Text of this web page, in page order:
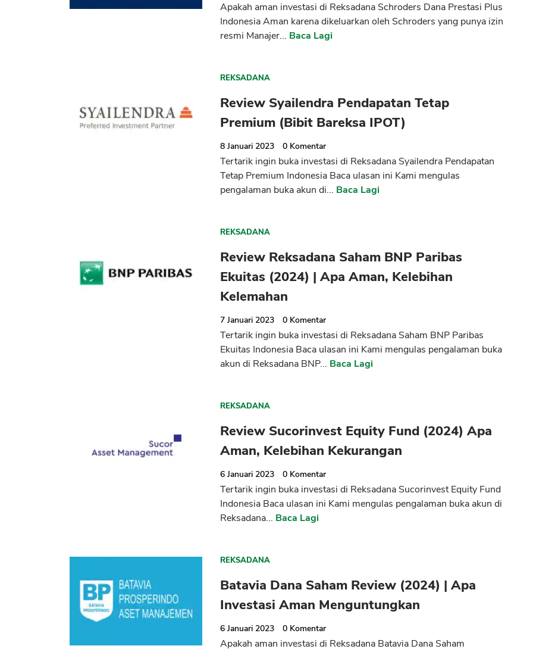
Apakah aman investasi di Reksadana Schroders Dana Prestasi Plus
Indonesia Aman karena dikeluarkan oleh Schroders yang punya izin
resmi Manajer... Baca Lagi
REKSADANA
Review Syailendra Pendapatan Tetap
Premium (Bibit Bareksa IPOT)
8 Januari 2023 0 Komentar
Tertarik ingin buka investasi di Reksadana Syailendra Pendapatan
Tetap Premium Indonesia Baca ulasan ini Kami mengulas
pengalaman buka akun di... Baca Lagi
REKSADANA
Review Reksadana Saham BNP Paribas
Ekuitas (2024) | Apa Aman, Kelebihan
Kelemahan
7 Januari 2023 0 Komentar
Tertarik ingin buka investasi di Reksadana Saham BNP Paribas
Ekuitas Indonesia Baca ulasan ini Kami mengulas pengalaman buka
akun di Reksadana BNP... Baca Lagi
REKSADANA
Review Sucorinvest Equity Fund (2024) Apa
Aman, Kelebihan Kekurangan
6 Januari 2023 0 Komentar
Tertarik ingin buka investasi di Reksadana Sucorinvest Equity Fund
Indonesia Baca ulasan ini Kami mengulas pengalaman buka akun di
Reksadana... Baca Lagi
REKSADANA
Batavia Dana Saham Review (2024) | Apa
Investasi Aman Menguntungkan
6 Januari 2023 0 Komentar
Apakah aman investasi di Reksadana Batavia Dana Saham